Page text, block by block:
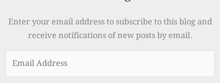
Enter your email address to subscribe to this blog and
receive notifications of new posts by email.
Address